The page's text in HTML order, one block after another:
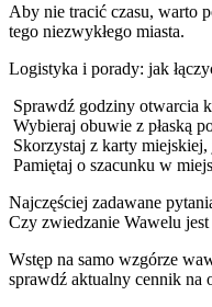
Aby nie tracić czasu, warto
tego niezwykłego miasta.
Logistyka i porady: jak
Sprawdź godziny otwarcia
Wybieraj obuwie z płaską
Skorzystaj z karty
Pamiętaj o szacunku w
Najczęściej zadawane
Czy zwiedzanie Wawelu jest
Wstęp na samo wzgórze
sprawdź aktualny cennik na